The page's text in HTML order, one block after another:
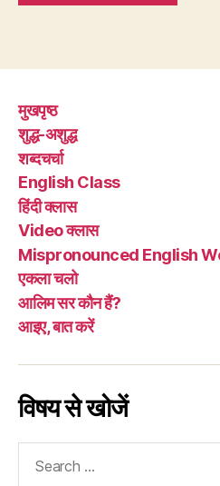
मुखपृष्ठ
शुद्ध-अशुद्ध
शब्दचर्चा
English Class
हिंदी क्लास
Video क्लास
Mispronounced English
एकला चलो
आलिम सर कौन हैं?
आइए, बात करें
विषय से खोजें